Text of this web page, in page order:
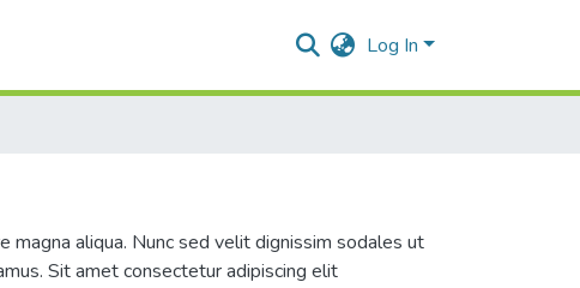
Log In
aliqua. Nunc sed velit dignissim sodales ut
Sit amet consectetur adipiscing elit